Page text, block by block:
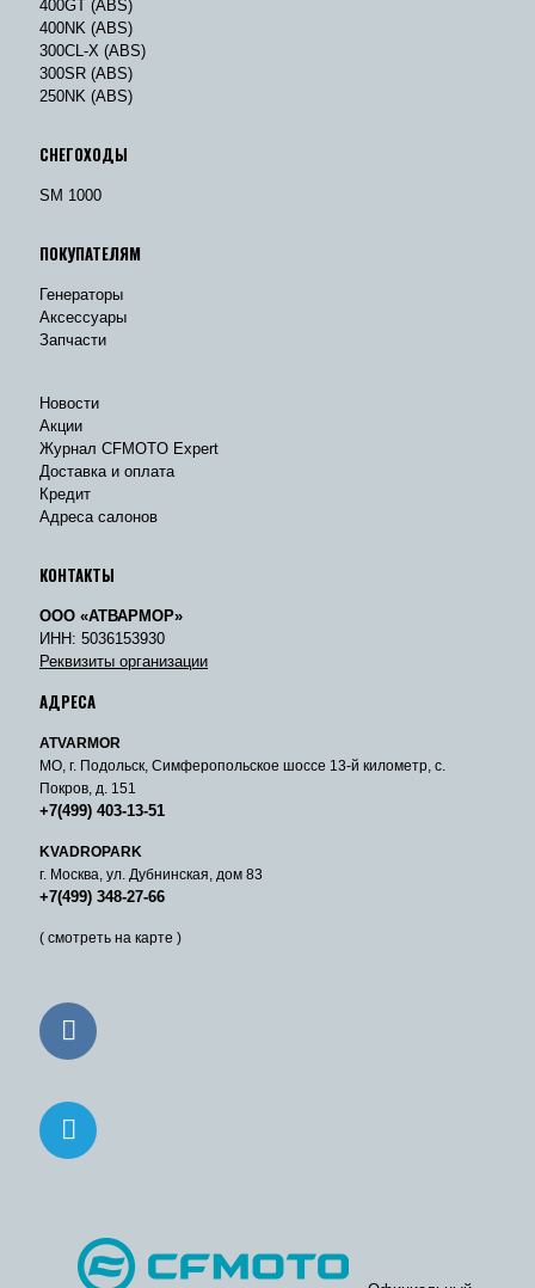
400GT (ABS)
400NK (ABS)
300CL-X (ABS)
300SR (ABS)
250NK (ABS)
СНЕГОХОДЫ
SM 1000
ПОКУПАТЕЛЯМ
Генераторы
Аксессуары
Запчасти
Новости
Акции
Журнал CFMOTO Expert
Доставка и оплата
Кредит
Адреса салонов
КОНТАКТЫ
ООО «АТВАРМОР»
ИНН: 5036153930
Реквизиты организации
АДРЕСА
ATVARMOR
МО, г. Подольск, Симферопольское шоссе 13-й километр, с.
Покров, д. 151
+7(499) 403-13-51
KVADROPARK
г. Москва, ул. Дубнинская, дом 83
+7(499) 348-27-66
( смотреть на карте )